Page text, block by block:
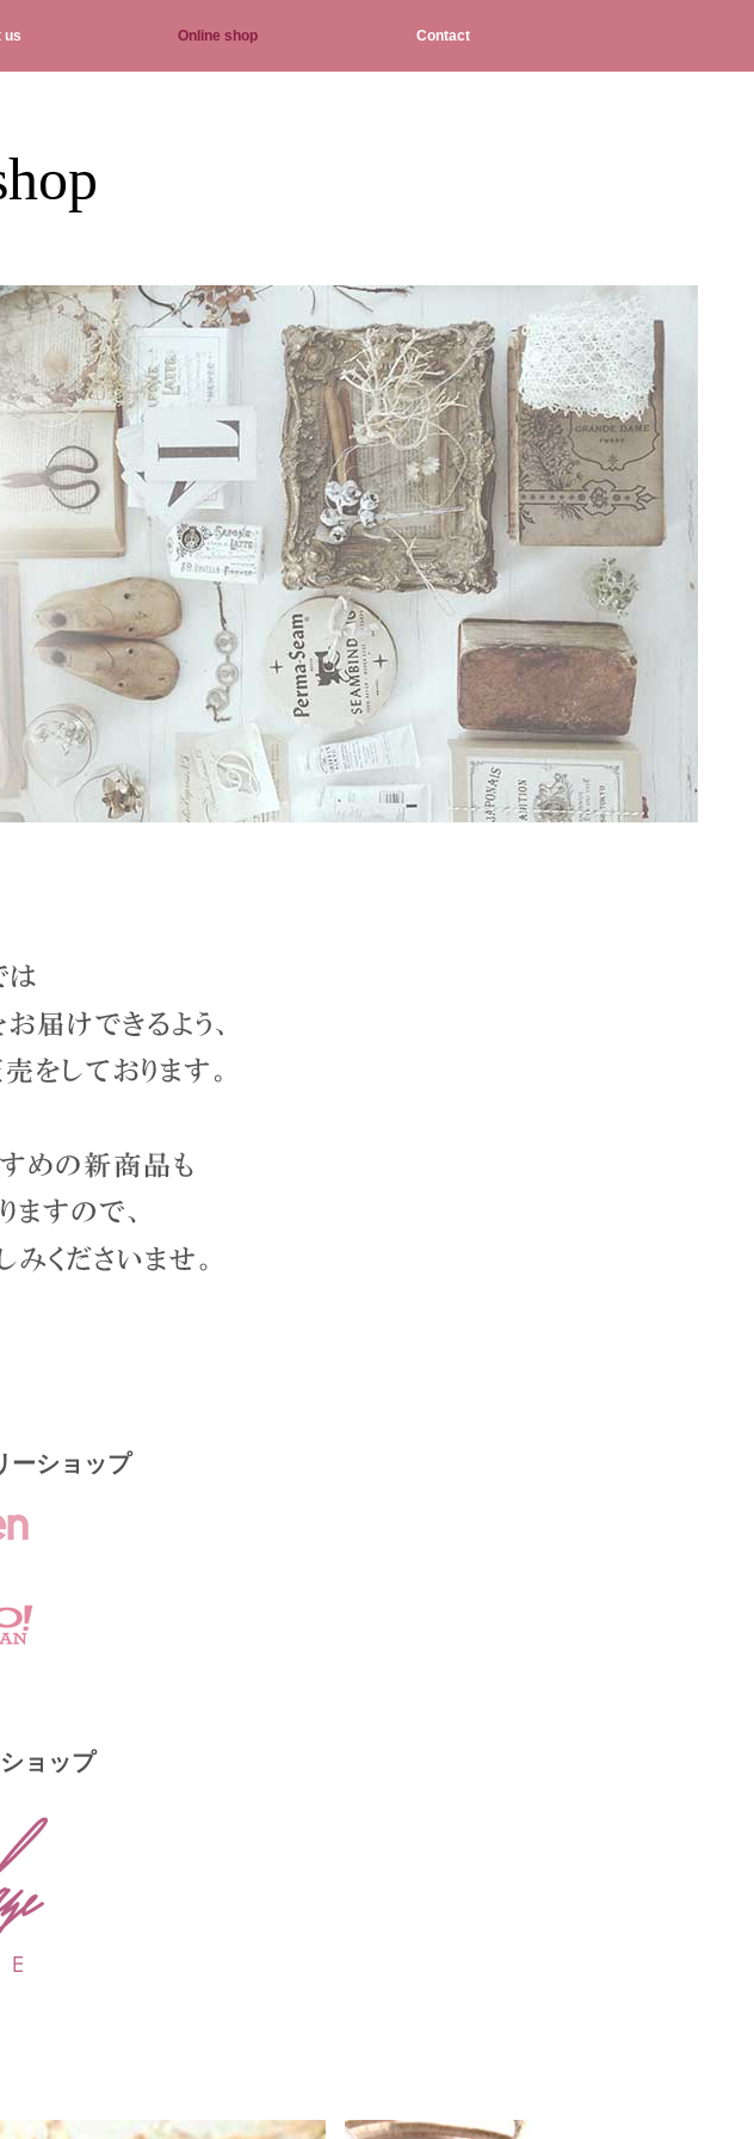
us Online shop Contact
ーショップ
ョップ